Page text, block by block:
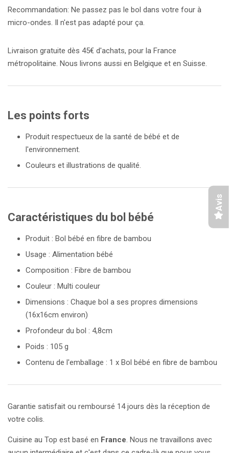
Recommandation: Ne passez pas le bol dans votre four à
micro-ondes. Il n'est pas adapté pour ça.
Livraison gratuite dès 45€ d'achats, pour la France
métropolitaine. Nous livrons aussi en Belgique et en Suisse.
Les points forts
Produit respectueux de la santé de bébé et de
l'environnement.
Couleurs et illustrations de qualité.
Caractéristiques du bol bébé
Produit : Bol bébé en fibre de bambou
Usage : Alimentation bébé
Composition : Fibre de bambou
Couleur : Multi couleur
Dimensions : Chaque bol a ses propres dimensions
(16x16cm environ)
Profondeur du bol : 4,8cm
Poids : 105 g
Contenu de l'emballage : 1 x Bol bébé en fibre de bambou
Garantie satisfait ou remboursé 14 jours dès la réception de
votre colis.
Cuisine au Top est basé en France. Nous ne travaillons avec
Avis